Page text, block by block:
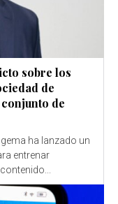
sobre los
de
conjunto de
un
entrenar